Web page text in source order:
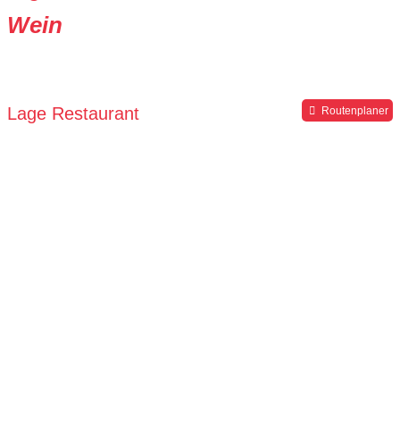
Wein
Lage Restaurant Routenplaner